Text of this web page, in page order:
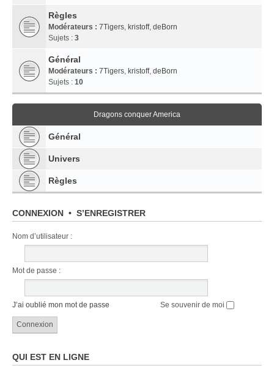
Règles
Modérateurs : 7Tigers, kristoff, deBorn
Sujets : 3
Général
Modérateurs : 7Tigers, kristoff, deBorn
Sujets : 10
Dragons conquer America
Général
Univers
Règles
CONNEXION • S’ENREGISTRER
Nom d’utilisateur :
Mot de passe :
J’ai oublié mon mot de passe Se souvenir de moi
QUI EST EN LIGNE